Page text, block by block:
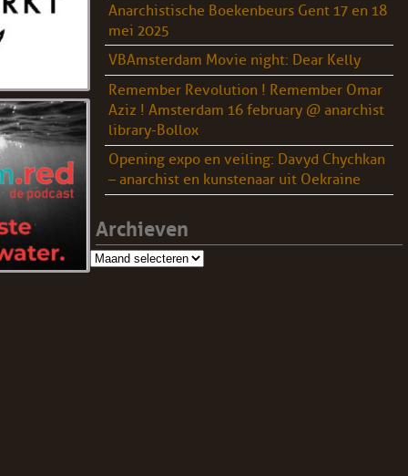
Anarchistische Boekenbeurs Gent 17 en 18
mei 2025
VBAmsterdam Movie night: Dear Kelly
Remember Revolution ! Remember Omar
Aziz ! Amsterdam 16 february @ anarchist
library-Bollox
Opening expo en veiling: Davyd Chychkan
– anarchist en kunstenaar uit Oekraine
Archieven
Archieven